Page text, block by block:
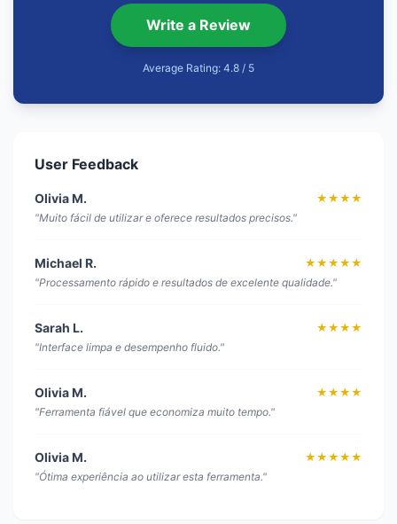
Write a Review
Average Rating: 4.8 / 5
User Feedback
Olivia M.
★★★★
"Muito fácil de utilizar e oferece resultados precisos."
Michael R.
★★★★★
"Processamento rápido e resultados de excelente qualidade."
Sarah L.
★★★★
"Interface limpa e desempenho fluido."
Olivia M.
★★★★
"Ferramenta fiável que economiza muito tempo."
Olivia M.
★★★★★
"Ótima experiência ao utilizar esta ferramenta."